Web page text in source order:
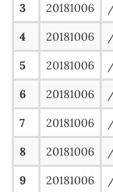
3 20181006
4 20181006
5 20181006
6 20181006
7 20181006
8 20181006
9 20181006